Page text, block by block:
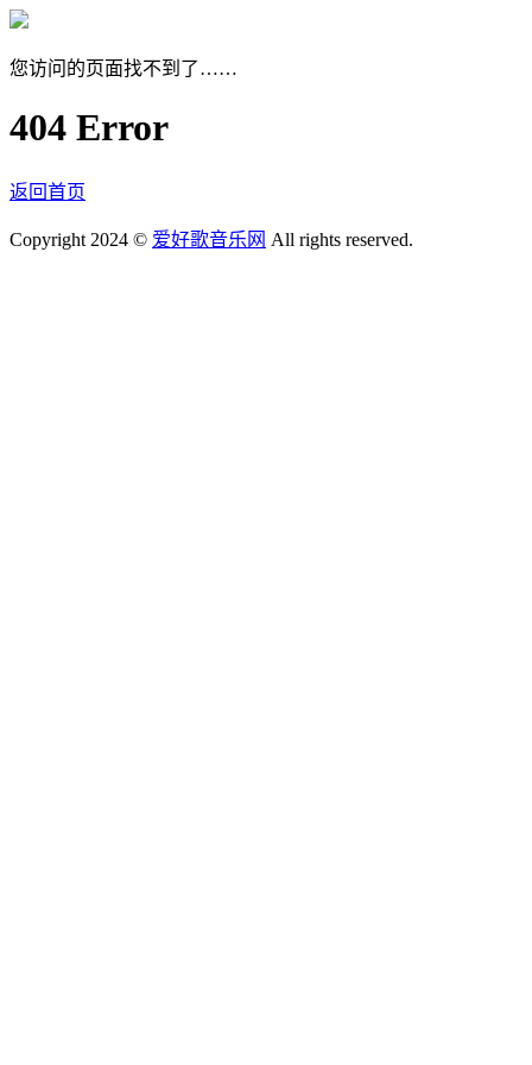
您访问的页面找不到了……
404 Error
返回首页
Copyright 2024 © 爱好歌音乐网 All rights reserved.